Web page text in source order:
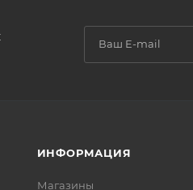
ИНФОРМАЦИЯ
Магазины